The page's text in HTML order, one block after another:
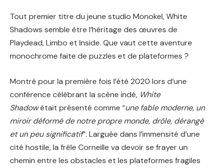
Tout premier titre du jeune studio Monokel, White
Shadows semble être l’héritage des œuvres de
Playdead, Limbo et Inside. Que vaut cette aventure
monochrome faite de puzzles et de plateformes ?
Montré pour la première fois l’été 2020 lors d’une
conférence célébrant la scène indé, White
Shadowétait présenté comme “une fable moderne, un
miroir déformé de notre propre monde, drôle, dérangé
et un peu significatif“. Larguée dans l’immensité d’une
cité hostile, la frêle Corneille va devoir se frayer un
chemin entre les obstacles et les plateformes fragiles